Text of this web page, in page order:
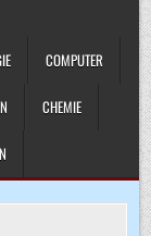
COMPUTER
CHEMIE